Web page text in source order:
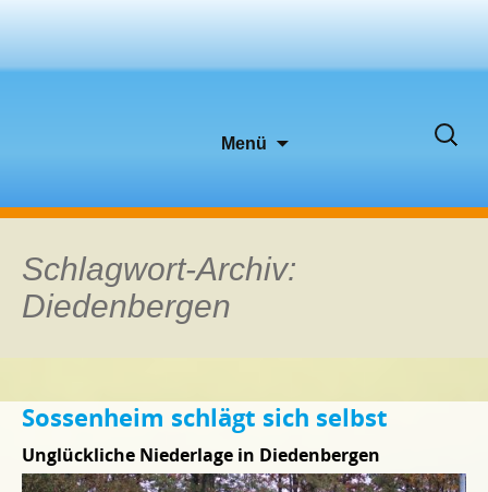
Menü
Suchen
Schlagwort-Archiv:
Diedenbergen
Sossenheim schlägt sich selbst
Unglückliche Niederlage in Diedenbergen